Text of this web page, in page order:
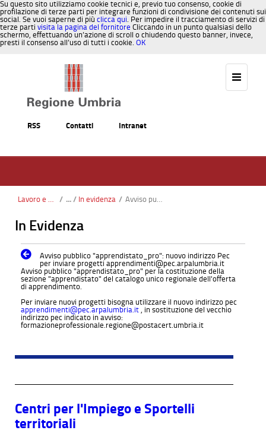
Su questo sito utilizziamo cookie tecnici e, previo tuo consenso, cookie di
profilazione di terze parti per integrare funzioni di condivisione dei contenuti sui
social. Se vuoi saperne di più clicca qui. Per impedire il tracciamento di servizi di
terze parti visita la pagina del fornitore Cliccando in un punto qualsiasi dello
schermo, effettuando un’azione di scroll o chiudendo questo banner, invece,
presti il consenso all’uso di tutti i cookie. OK
RSS Contatti Intranet
Lavoro e Formazione / In evidenza / Avviso pubblico “apprendistato_pro”: nuovo indirizzo Pec per inviare progetti apprendimenti@pec.arpalumbria.it
In Evidenza
Avviso pubblico "apprendistato_pro": nuovo indirizzo Pec
per inviare progetti apprendimenti@pec.arpalumbria.it
Avviso pubblico "apprendistato_pro" per la costituzione della
sezione "apprendistato" del catalogo unico regionale dell'offerta
di apprendimento.
Per inviare nuovi progetti bisogna utilizzare il nuovo indirizzo pec
apprendimenti@pec.arpalumbria.it , in sostituzione del vecchio
indirizzo pec indicato in avviso:
formazioneprofessionale.regione@postacert.umbria.it
Centri per l'Impiego e Sportelli
territoriali